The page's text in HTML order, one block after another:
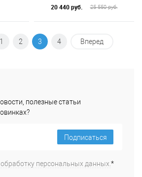
20 440 руб. 25 550 руб.
1 2 3 4 Вперед
полезные статьи
Подписаться
обработку персональных данных.*